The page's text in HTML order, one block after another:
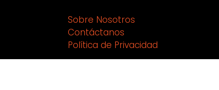
Sobre Nosotros
Contáctanos
Política de Privacidad